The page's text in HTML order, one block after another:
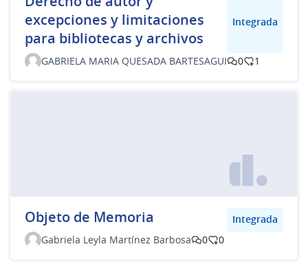
excepciones y limitaciones
para bibliotecas y archivos
Integrada
GABRIELA MARIA QUESADA BARTESAGUI 0 1
Objeto de Memoria
Integrada
Gabriela Leyla Martínez Barbosa
0 0